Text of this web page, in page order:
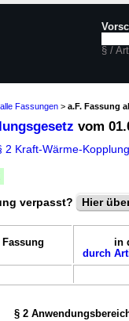
§ /
alle Fassungen > a.F. Fassung
vom
2 Kraft-Wärme-
verpasst? Hier
in
durch
§ 2